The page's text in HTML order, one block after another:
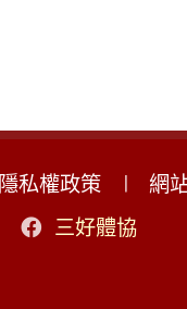
隱私權政策 網
三好體協